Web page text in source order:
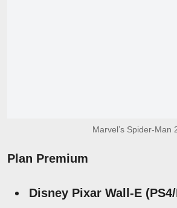
Marvel’s Spider-Man
Plan Premium
Disney Pixar Wall-E (PS4/